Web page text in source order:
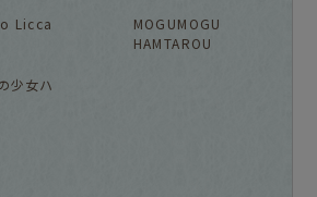
Licca
MOGUMOGU
HAMTAROU
少女ハ